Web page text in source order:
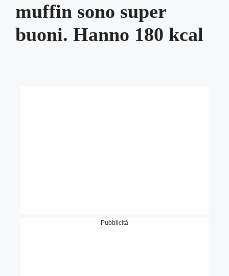
muffin sono super
buoni. Hanno 180 kcal
Pubblicità